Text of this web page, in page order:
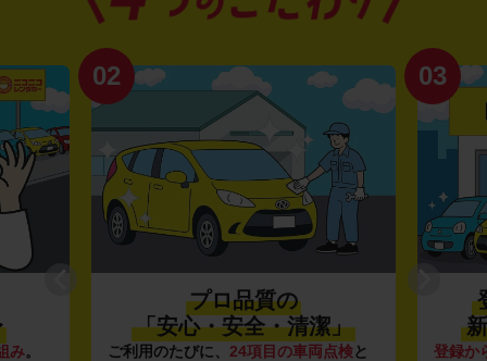
み。
02
プロ品質の
「安心・安全・清潔」
ご利用のたびに、 24項目の車両点検と
03
登録か